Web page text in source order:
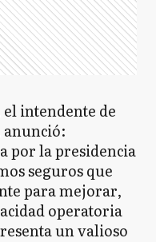
el intendente de
anunció:
por la presidencia
seguros que
para mejorar,
operatoria
un valioso